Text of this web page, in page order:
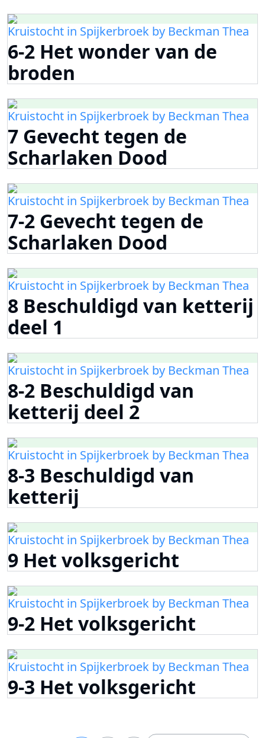
Kruistocht in Spijkerbroek by Beckman Thea
6-2 Het wonder van de
broden
Kruistocht in Spijkerbroek by Beckman Thea
7 Gevecht tegen de
Scharlaken Dood
Kruistocht in Spijkerbroek by Beckman Thea
7-2 Gevecht tegen de
Scharlaken Dood
Kruistocht in Spijkerbroek by Beckman Thea
8 Beschuldigd van ketterij
deel 1
Kruistocht in Spijkerbroek by Beckman Thea
8-2 Beschuldigd van
ketterij deel 2
Kruistocht in Spijkerbroek by Beckman Thea
8-3 Beschuldigd van
ketterij
Kruistocht in Spijkerbroek by Beckman Thea
9 Het volksgericht
Kruistocht in Spijkerbroek by Beckman Thea
9-2 Het volksgericht
Kruistocht in Spijkerbroek by Beckman Thea
9-3 Het volksgericht